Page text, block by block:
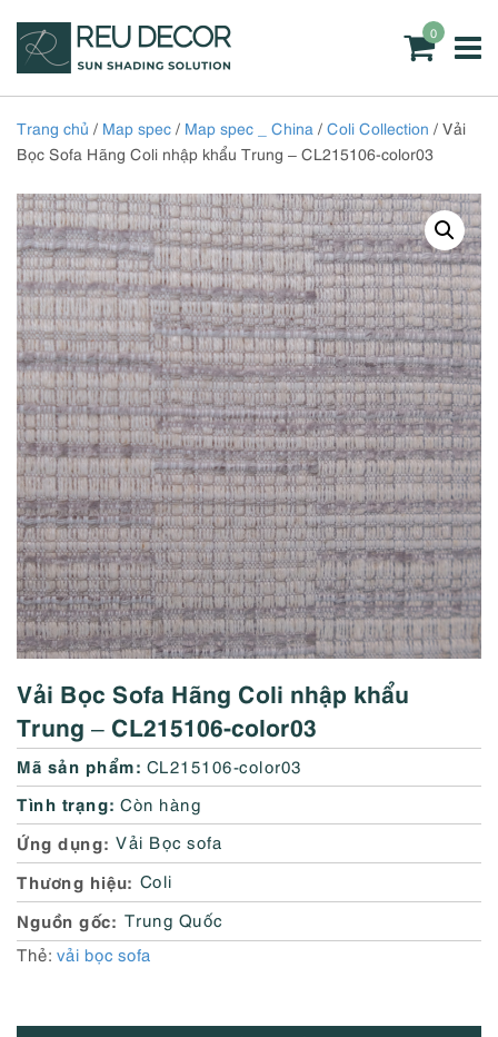
0
Trang chủ / Map spec / Map spec _ China / Coli Collection / Vải
Bọc Sofa Hãng Coli nhập khẩu Trung – CL215106-color03
Vải Bọc Sofa Hãng Coli nhập khẩu
Trung – CL215106-color03
Mã sản phẩm: CL215106-color03
Tình trạng: Còn hàng
Ứng dụng Vải Bọc sofa
Thương hiệu Coli
Nguồn gốc
Trung Quốc
Thẻ: vải bọc sofa